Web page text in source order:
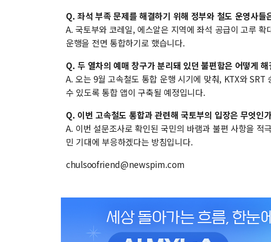
Q. 좌석 부족 문제를 해결하기 위해 정부와 철도 운영사들
A. 국토부와 코레일, 에스알은 지역에 좌석 공급이 고루
운행을 전면 통합하기로 했습니다.
Q. 두 열차의 예매 창구가 분리돼 있던 불편함은 어떻게 해
A. 오는 9월 고속철도 통합 운행 시기에 맞춰, KTX와 SRT
수 있도록 통합 앱이 구축될 예정입니다.
Q. 이번 고속철도 통합과 관련해 국토부의 입장은 무엇인
A. 이번 설문조사로 확인된 국민의 바램과 불편 사항을 적
민 기대에 부응하겠다는 방침입니다.
chulsoofriend@newspim.com